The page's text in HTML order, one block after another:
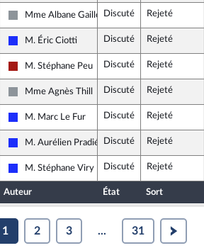
Non inscrit
Mme Albane Gaillot Discuté Rejeté
Les Républicains
M. Éric Ciotti Discuté Rejeté
Gauche démocrate et républicaine
M. Stéphane Peu Discuté Rejeté
Non inscrit
Mme Agnès Thill Discuté Rejeté
Les Républicains
M. Marc Le Fur Discuté Rejeté
Les Républicains
M. Aurélien Pradié Discuté Rejeté
Les Républicains
M. Stéphane Viry Discuté Rejeté
Auteur État Sort
1 2 3 ... 31